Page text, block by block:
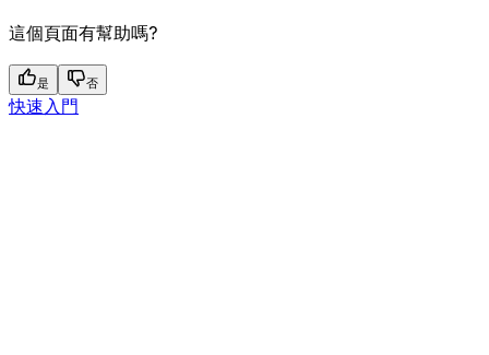
這個頁面有幫助嗎?
是 否
快速入門